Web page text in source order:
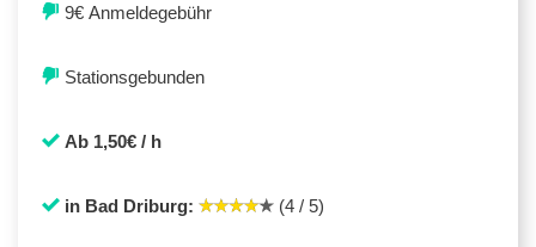
9€ Anmeldegebühr
Stationsgebunden
Ab 1,50€ / h
in Bad Driburg: (4 / 5)